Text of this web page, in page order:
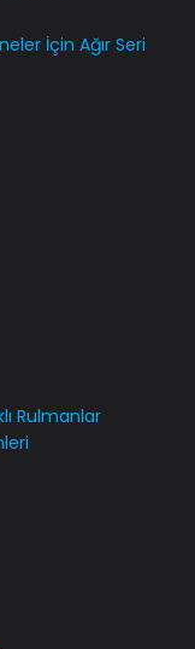
İçin Ağır Seri
Rulmanlar